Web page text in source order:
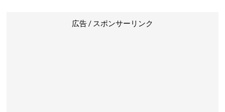
広告 / スポンサーリンク